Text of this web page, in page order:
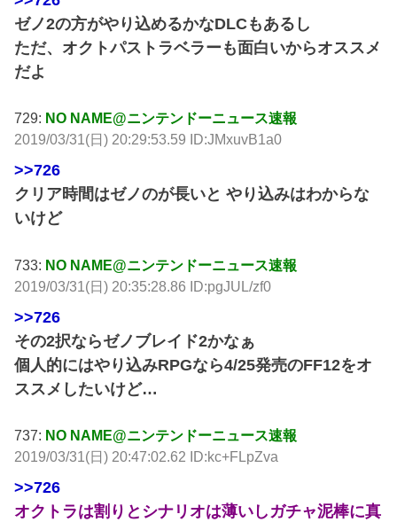
ゼノ2の方がやり込めるかなDLCもあるし
ただ、オクトパストラベラーも面白いからオススメ
だよ
729: NO NAME@ニンテンドーニュース速報
2019/03/31(日) 20:29:53.59 ID:JMxuvB1a0
>>726
クリア時間はゼノのが長いと やり込みはわからな
いけど
733: NO NAME@ニンテンドーニュース速報
2019/03/31(日) 20:35:28.86 ID:pgJUL/zf0
>>726
その2択ならゼノブレイド2かなぁ
個人的にはやり込みRPGなら4/25発売のFF12をオ
ススメしたいけど…
737: NO NAME@ニンテンドーニュース速報
2019/03/31(日) 20:47:02.62 ID:kc+FLpZva
>>726
オクトラは割りとシナリオは薄いしガチャ泥棒に真